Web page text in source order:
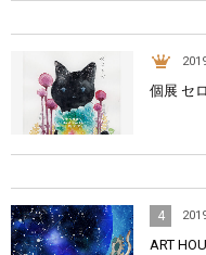
個展 セ
4
ART